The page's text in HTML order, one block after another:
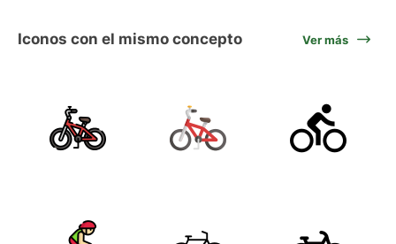
Iconos con el mismo concepto Ver más